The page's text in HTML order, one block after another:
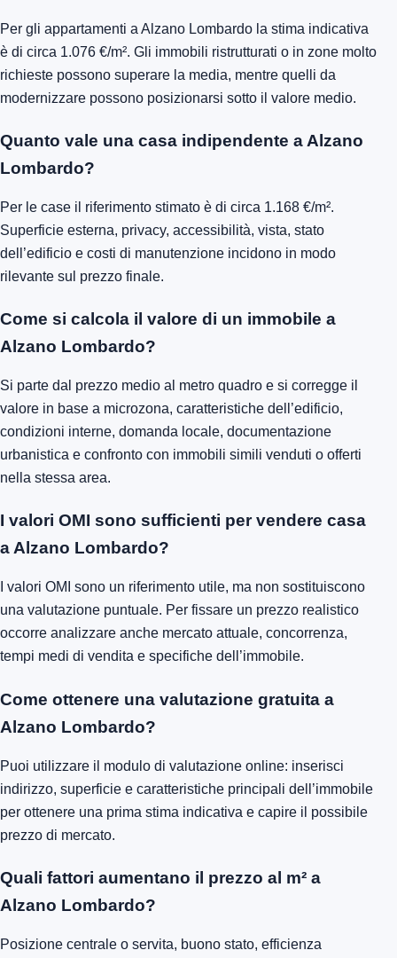
Per gli appartamenti a Alzano Lombardo la stima indicativa
è di circa 1.076 €/m². Gli immobili ristrutturati o in zone molto
richieste possono superare la media, mentre quelli da
modernizzare possono posizionarsi sotto il valore medio.
Quanto vale una casa indipendente a Alzano
Lombardo?
Per le case il riferimento stimato è di circa 1.168 €/m².
Superficie esterna, privacy, accessibilità, vista, stato
dell’edificio e costi di manutenzione incidono in modo
rilevante sul prezzo finale.
Come si calcola il valore di un immobile a
Alzano Lombardo?
Si parte dal prezzo medio al metro quadro e si corregge il
valore in base a microzona, caratteristiche dell’edificio,
condizioni interne, domanda locale, documentazione
urbanistica e confronto con immobili simili venduti o offerti
nella stessa area.
I valori OMI sono sufficienti per vendere casa
a Alzano Lombardo?
I valori OMI sono un riferimento utile, ma non sostituiscono
una valutazione puntuale. Per fissare un prezzo realistico
occorre analizzare anche mercato attuale, concorrenza,
tempi medi di vendita e specifiche dell’immobile.
Come ottenere una valutazione gratuita a
Alzano Lombardo?
Puoi utilizzare il modulo di valutazione online: inserisci
indirizzo, superficie e caratteristiche principali dell’immobile
per ottenere una prima stima indicativa e capire il possibile
prezzo di mercato.
Quali fattori aumentano il prezzo al m² a
Alzano Lombardo?
Posizione centrale o servita, buono stato, efficienza